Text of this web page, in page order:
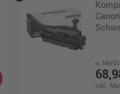
o. MwSt.
inkl.